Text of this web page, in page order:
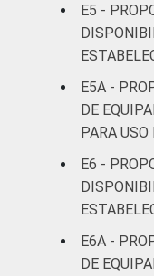
Essa
Para mais
correcao-
saude-
1Base:
entre
profissional
seguintes
mesa,
E5 -
E5A -
DE
PARA
E6 -
E6A -
DE